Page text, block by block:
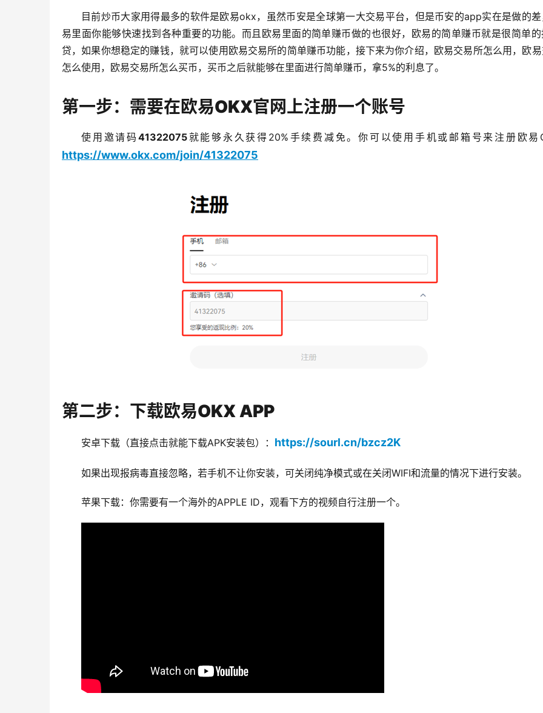
目前炒币大家用得最多的软件是欧易okx，虽然币安是全球第一大交易平台，但是币安的app实在是做的
易里面你能够快速找到各种重要的功能。而且欧易里面的简单赚币做的也很好，欧易的简单赚币就是很简单
贷，如果你想稳定的赚钱，就可以使用欧易交易所的简单赚币功能，接下来为你介绍，欧易交易所怎么用，欧
怎么使用，欧易交易所怎么买币，买币之后就能够在里面进行简单赚币，拿5%的利息了。
第一步：需要在欧易OKX官网上注册一个账号
使用邀请码 41322075就能够永久获得20%手续费减免。你可以使用手机或邮箱号来注册欧易
https://www.okx.com/join/41322075
第二步：下载欧易OKX APP
安卓下载（直接点击就能下载APK安装包）： https://sourl.cn/bzcz2K
如果出现报病毒直接忽略，若手机不让你安装，可关闭纯净模式或在关闭WIFI和流量的情况下进行安装。
苹果下载：你需要有一个海外的APPLE ID，观看下方的视频自行注册一个。